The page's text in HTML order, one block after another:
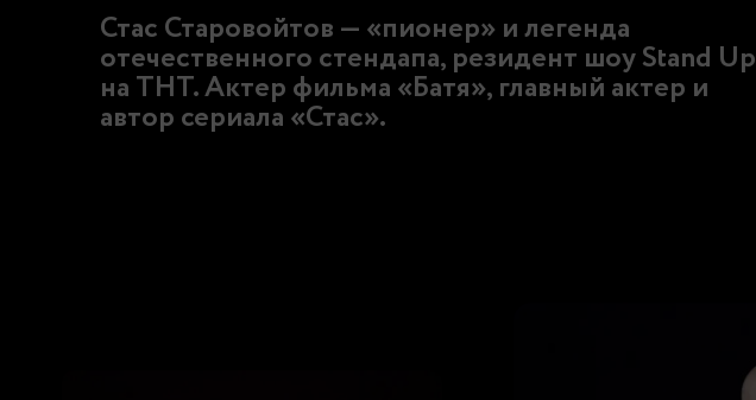
Стас Старовойтов — «пионер» и легенда
отечественного стендапа, резидент шоу Stand Up
на ТНТ. Актер фильма «Батя», главный актер и
автор сериала «Стас».